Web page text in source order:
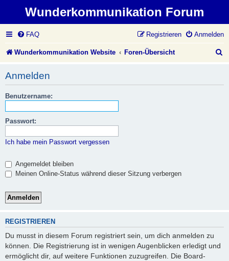
Wunderkommunikation Forum
FAQ Anmelden
Registrieren
Wunderkommunikation Website Foren-Übersicht
Anmelden
Benutzername:
Passwort:
Ich habe mein Passwort vergessen
Angemeldet bleiben
Meinen Online-Status während dieser Sitzung verbergen
REGISTRIEREN
Du musst in diesem Forum registriert sein, um dich anmelden zu
können. Die Registrierung ist in wenigen Augenblicken erledigt und
ermöglicht dir, auf weitere Funktionen zuzugreifen. Die Board-